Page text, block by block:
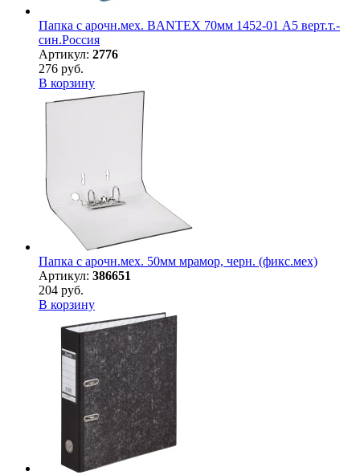
Папка с арочн.мех. BANTEX 70мм 1452-01 А5 верт.т.-
син.Россия
Артикул: 2776
276 руб.
В корзину
Папка с арочн.мех. 50мм мрамор, черн. (фикс.мех)
Артикул: 386651
204 руб.
В корзину